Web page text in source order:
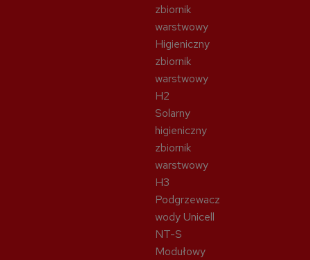
zbiornik
warstwowy
Higieniczny
zbiornik
warstwowy
H2
Solarny
higieniczny
zbiornik
warstwowy
H3
Podgrzewacz
wody Unicell
NT-S
Modułowy